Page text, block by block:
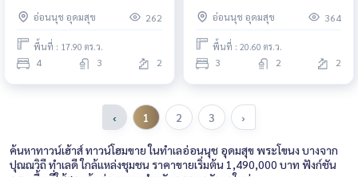
FONT028
อ่อนนุช อุดมสุข 262
พื้นที่ : 17.90 ตร.ว.
4 3 2
Onnut / Tonwnhome 3
Bedrooms (SALE WITH TENANT)
FON068
อ่อนนุช อุดมสุข 364
พื้นที่ : 20.60 ตร.ว.
3 2 2
‹ 1 2 3 ›
ค้นหาทาวน์เฮ้าส์ ทาวน์โฮมขาย ในทำเลอ่อนนุช อุดมสุข พระโขนง บางจาก
ปุณณวิถี ทำเลดี ใกล้แหล่งชุมชน ราคาขายเริ่มต้น 1,490,000 บาท ฟังก์ชัน